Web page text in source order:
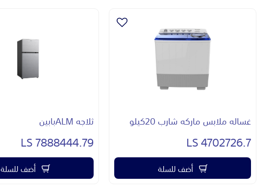
غساله ملابس ماركه شارب 20كيلو
4702726.7 LS
أضف للسلة
ثلاجه ALMبابين
7888444.79 LS
أضف للسلة